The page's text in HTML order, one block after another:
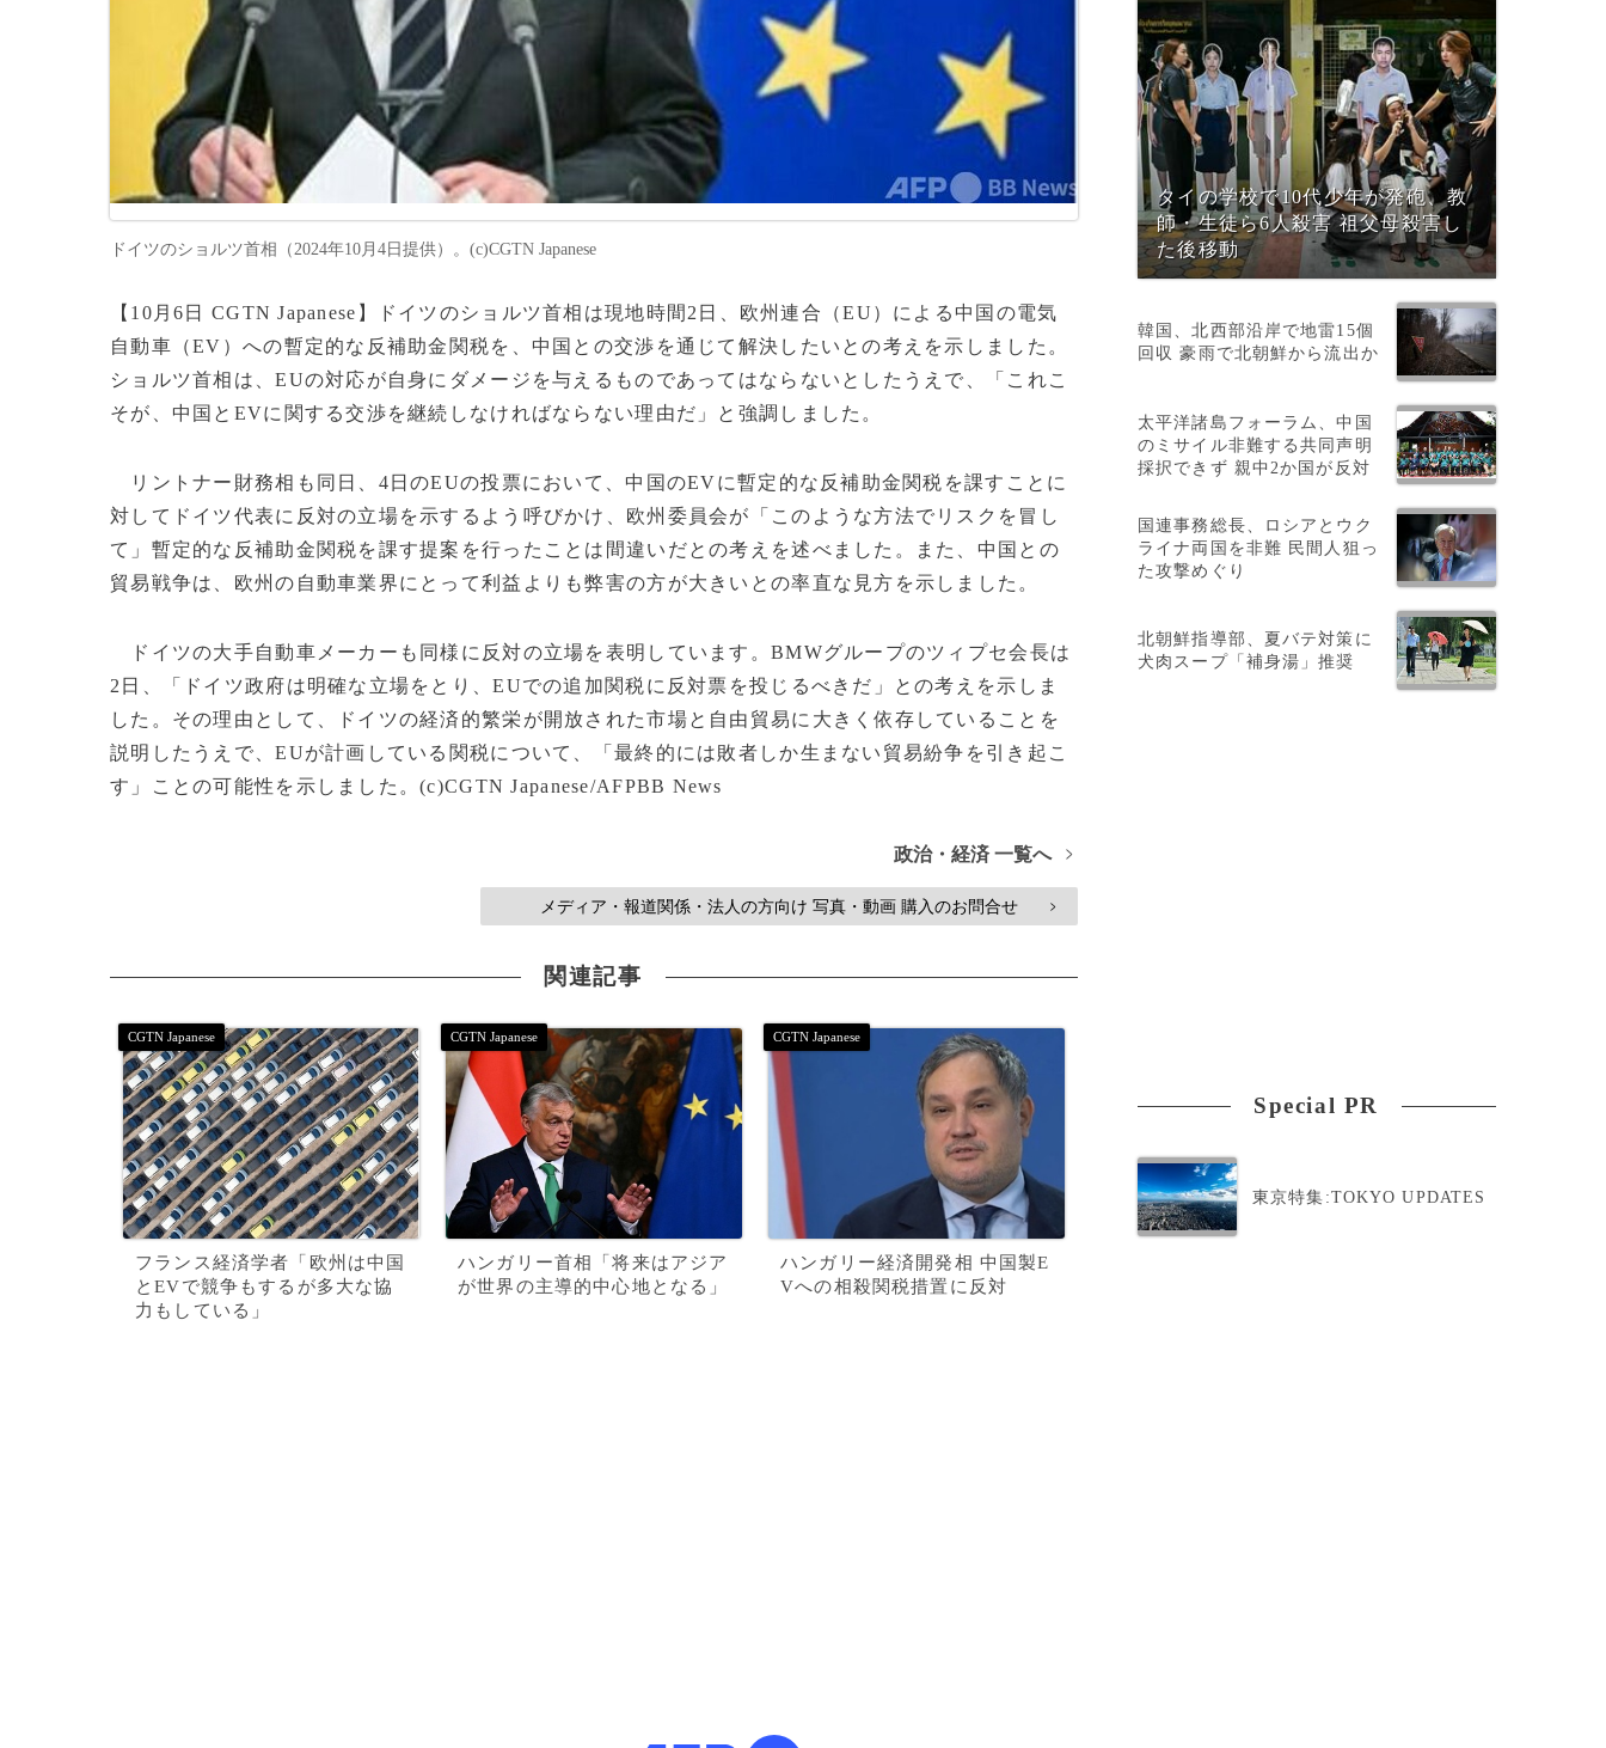
ドイツのショルツ首相（2024年10月4日提供）。(c)CGTN Japanese
【10月6日 CGTN Japanese】ドイツのショルツ首相は現地時間2日、欧州連合（EU）による中国の電気
自動車（EV）への暫定的な反補助金関税を、中国との交渉を通じて解決したいとの考えを示しました。
ショルツ首相は、EUの対応が自身にダメージを与えるものであってはならないとしたうえで、「これこ
そが、中国とEVに関する交渉を継続しなければならない理由だ」と強調しました。
リントナー財務相も同日、4日のEUの投票において、中国のEVに暫定的な反補助金関税を課すことに
対してドイツ代表に反対の立場を示するよう呼びかけ、欧州委員会が「このような方法でリスクを冒し
て」暫定的な反補助金関税を課す提案を行ったことは間違いだとの考えを述べました。また、中国との
貿易戦争は、欧州の自動車業界にとって利益よりも弊害の方が大きいとの率直な見方を示しました。
ドイツの大手自動車メーカーも同様に反対の立場を表明しています。BMWグループのツィプセ会長は
2日、「ドイツ政府は明確な立場をとり、EUでの追加関税に反対票を投じるべきだ」との考えを示しま
した。その理由として、ドイツの経済的繁栄が開放された市場と自由貿易に大きく依存していることを
説明したうえで、EUが計画している関税について、「最終的には敗者しか生まない貿易紛争を引き起こ
す」ことの可能性を示しました。(c)CGTN Japanese/AFPBB News
政治・経済 一覧へ >
メディア・報道関係・法人の方向け 写真・動画 購入のお問合せ >
関連記事
フランス経済学者「欧州は中国
とEVで競争もするが多大な協
力もしている」
ハンガリー首相「将来はアジア
が世界の主導的中心地となる」
ハンガリー経済開発相 中国製E
Vへの相殺関税措置に反対
タイの学校で10代少年が発砲、教
師・生徒ら6人殺害 祖父母殺害し
た後移動
韓国、北西部沿岸で地雷15個
回収 豪雨で北朝鮮から流出か
太平洋諸島フォーラム、中国
のミサイル非難する共同声明
採択できず 親中2か国が反対
国連事務総長、ロシアとウク
ライナ両国を非難 民間人狙っ
た攻撃めぐり
北朝鮮指導部、夏バテ対策に
犬肉スープ「補身湯」推奨
Special PR
東京特集:TOKYO UPDATES